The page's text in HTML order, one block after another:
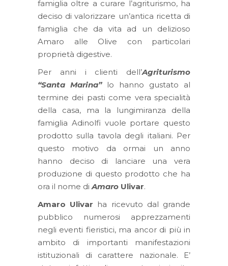
famiglia oltre a curare l’agriturismo, ha
deciso di valorizzare un’antica ricetta di
famiglia che da vita ad un delizioso
Amaro alle Olive con particolari
proprietà digestive.
Per anni i clienti dell’Agriturismo
“Santa Marina”lo hanno gustato al
termine dei pasti come vera specialità
della casa, ma la lungimiranza della
famiglia Adinolfi vuole portare questo
prodotto sulla tavola degli italiani. Per
questo motivo da ormai un anno
hanno deciso di lanciare una vera
produzione di questo prodotto che ha
ora il nome diAmaro Ulivar.
Amaro Ulivar ha ricevuto dal grande
pubblico numerosi apprezzamenti
negli eventi fieristici, ma ancor di più in
ambito di importanti manifestazioni
istituzionali di carattere nazionale. E’